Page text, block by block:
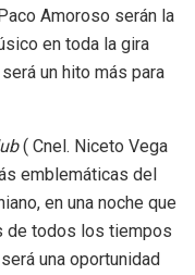
Amoroso serán la
en toda la gira
un hito más para
( Cnel. Niceto Vega
emblemáticas del
en una noche que
de todos los tiempos
una oportunidad